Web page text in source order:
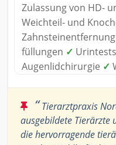
Zulassung von HD-
Weichteil- und
Zahnsteinentfernung
füllungen ✓ Urintests
Augenlidchirurgie ✓
“Tierarztpraxis
ausgebildete Tierärzte
die hervorragende